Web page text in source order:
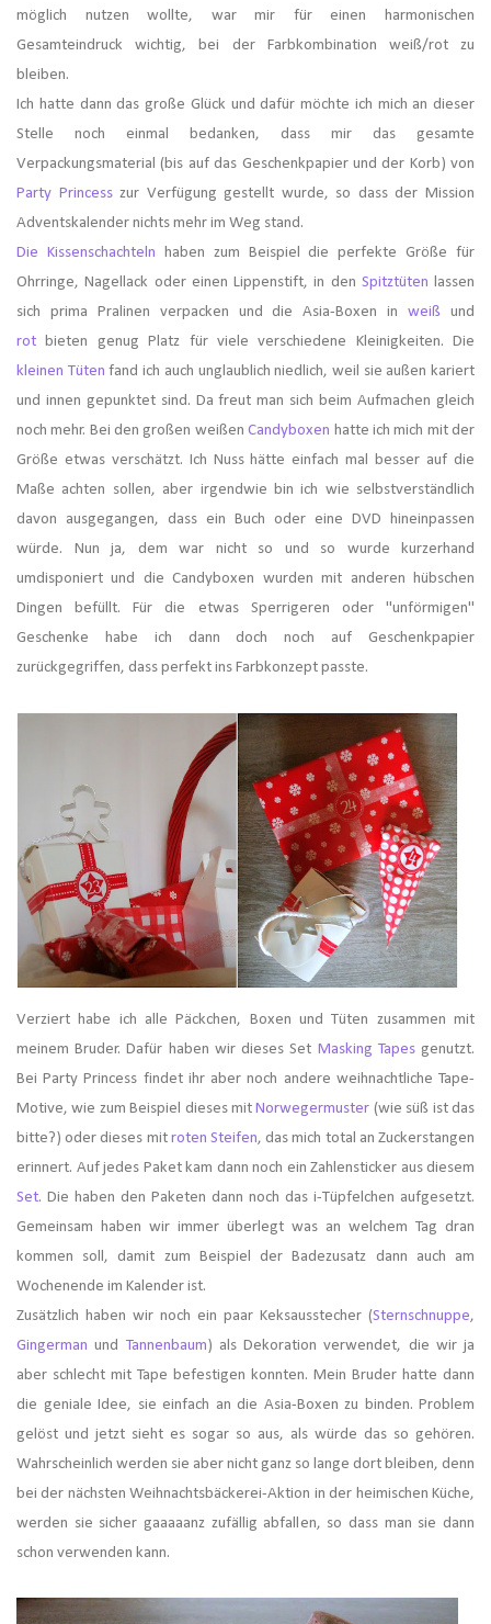
möglich nutzen wollte, war mir für einen harmonischen
Gesamteindruck wichtig, bei der Farbkombination weiß/rot zu
bleiben.
Ich hatte dann das große Glück und dafür möchte ich mich an dieser
Stelle noch einmal bedanken, dass mir das gesamte
Verpackungsmaterial (bis auf das Geschenkpapier und der Korb) von
Party Princesszur Verfügung gestellt wurde, so dass der Mission
Adventskalender nichts mehr im Weg stand.
Die Kissenschachteln haben zum Beispiel die perfekte Größe für
Ohrringe, Nagellack oder einen Lippenstift, in den Spitztüten lassen
sich prima Pralinen verpacken und die Asia-Boxen inweiß und
rot bieten genug Platz für viele verschiedene Kleinigkeiten. Die
kleinen Tüten fand ich auch unglaublich niedlich, weil sie außen kariert
und innen gepunktet sind. Da freut man sich beim Aufmachen gleich
noch mehr. Bei den großen weißenCandyboxen hatte ich mich mit der
Größe etwas verschätzt. Ich Nuss hätte einfach mal besser auf die
Maße achten sollen, aber irgendwie bin ich wie selbstverständlich
davon ausgegangen, dass ein Buch oder eine DVD hineinpassen
würde. Nun ja, dem war nicht so und so wurde kurzerhand
umdisponiert und die Candyboxen wurden mit anderen hübschen
Dingen befüllt. Für die etwas Sperrigeren oder "unförmigen"
Geschenke habe ich dann doch noch auf Geschenkpapier
zurückgegriffen, dass perfekt ins Farbkonzept passte.
Verziert habe ich alle Päckchen, Boxen und Tüten zusammen mit
meinem Bruder. Dafür haben wir dieses Set Masking Tapesgenutzt.
Bei Party Princess findet ihr aber noch andere weihnachtliche Tape-
Motive, wie zum Beispiel dieses mitNorwegermuster (wie süß ist das
bitte?) oder dieses mit roten Steifen, das mich total an Zuckerstangen
erinnert. Auf jedes Paket kam dann noch ein Zahlensticker aus diesem
Set. Die haben den Paketen dann noch das i-Tüpfelchen aufgesetzt.
Gemeinsam haben wir immer überlegt was an welchem Tag dran
kommen soll, damit zum Beispiel der Badezusatz dann auch am
Wochenende im Kalender ist.
Zusätzlich haben wir noch ein paar Keksausstecher (Sternschnuppe,
Gingermanund Tannenbaum ) als Dekoration verwendet, die wir ja
aber schlecht mit Tape befestigen konnten. Mein Bruder hatte dann
die geniale Idee, sie einfach an die Asia-Boxen zu binden. Problem
gelöst und jetzt sieht es sogar so aus, als würde das so gehören.
Wahrscheinlich werden sie aber nicht ganz so lange dort bleiben, denn
bei der nächsten Weihnachtsbäckerei-Aktion in der heimischen Küche,
werden sie sicher gaaaaanz zufällig abfallen, so dass man sie dann
schon verwenden kann.